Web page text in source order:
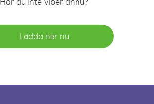
Ladda ner nu